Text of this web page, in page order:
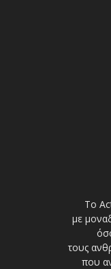
Το
με
τους
που